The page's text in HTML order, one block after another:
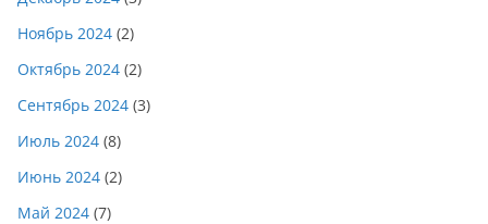
Ноябрь 2024 (2)
Октябрь 2024 (2)
Сентябрь 2024 (3)
Июль 2024 (8)
Июнь 2024 (2)
Май 2024 (7)